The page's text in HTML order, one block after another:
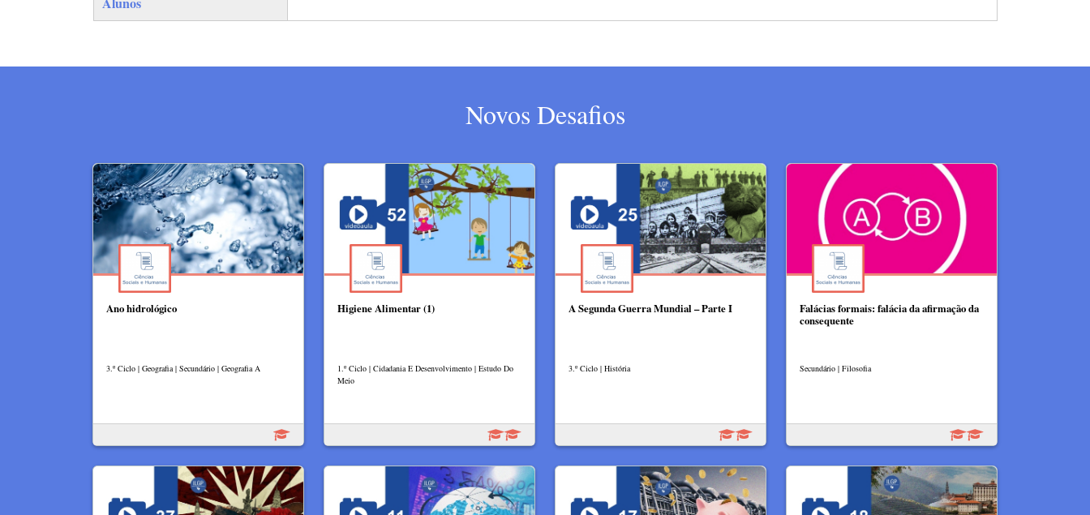
Novos Desafios
Ano hidrológico
3.º Ciclo | Geografia | Secundário | Geografia A
Higiene Alimentar (1)
1.º Ciclo | Cidadania E Desenvolvimento | Estudo Do
Meio
A Segunda Guerra Mundial – Parte I
3.º Ciclo | História
Falácias formais: falácia da afirmação da
consequente
Secundário | Filosofia